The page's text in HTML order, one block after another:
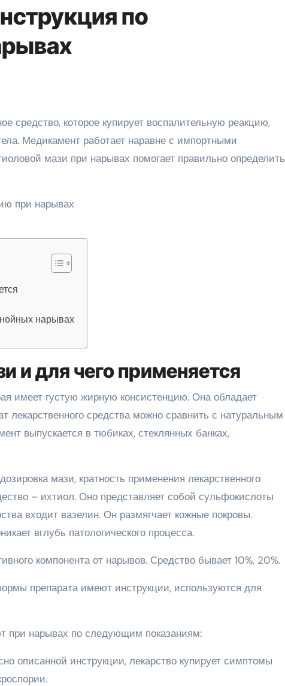
по
Медикамент работает наравне с импортными
мази при нарывах помогает правильно определить
нарывах
и для чего применяется
имеет густую жирную консистенцию. Она обладает
средства можно сравнить с натуральным
выпускается в тюбиках, стеклянных банках,
мази, кратность применения лекарственного
– ихтиол. Оно представляет собой сульфокислоты
входит вазелин. Он размягчает кожные покровы.
вглубь патологического процесса.
компонента от нарывов. Средство бывает 10%, 20%.
препарата имеют инструкции, используются для
при нарывах по следующим показаниям:
описанной инструкции, лекарство купирует симптомы